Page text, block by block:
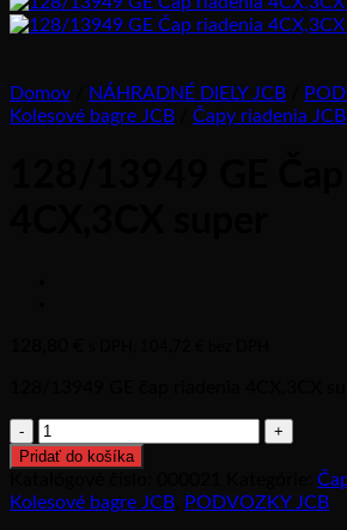
Domov NÁHRADNÉ DIELY JCB
Kolesové bagre JCB
Čapy riadenia JCB
množstvo
128/13949
GE
Čap
Pridať do košíka
Kolesové bagre JCB
PODVOZKY JCB